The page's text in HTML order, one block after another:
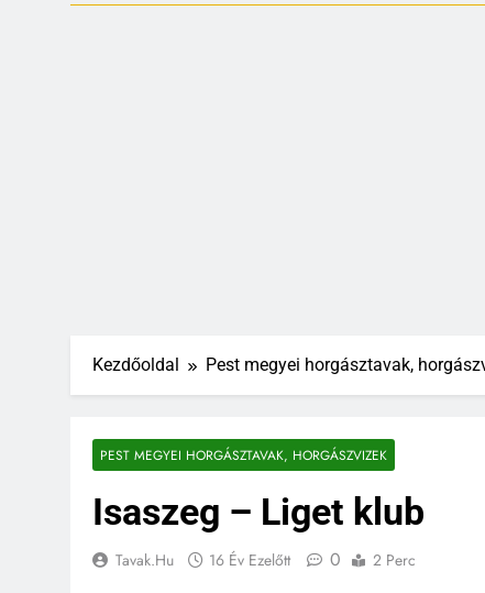
Kezdőoldal Pest megyei horgásztavak,
PEST MEGYEI HORGÁSZTAVAK, HORGÁSZVIZEK
Isaszeg – Liget klub
Tavak.hu 16 Év Ezelőtt 0 2 Perc